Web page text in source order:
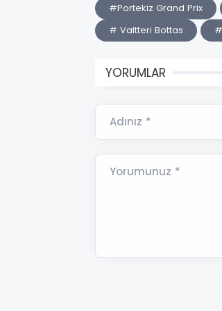
#Portekiz Grand Prix
# Valtteri Bottas
YORUMLAR
Adınız *
Yorumunuz *